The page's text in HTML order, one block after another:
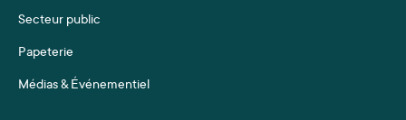
Secteur public
Papeterie
Médias & Événementiel